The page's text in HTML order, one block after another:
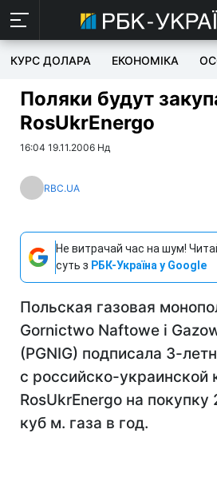
КУРС ДОЛАРА ЕКОНОМІКА
Поляки будут
RosUkrEnergo
16:04 19.11.2006 Нд
RBC.UA
Не витрачай час на шум!
суть з РБК-Україна у Google
Польская газовая
Gornictwo Naftowe i
(PGNIG) подписала 3-
с российско-украинской
RosUkrEnergo на
куб м. газа в год.